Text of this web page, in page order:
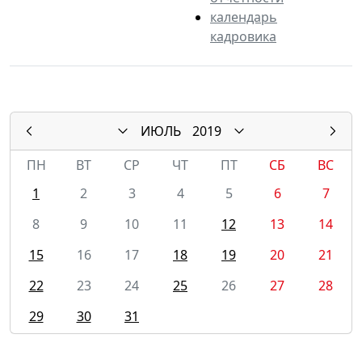
календарь
кадровика
ИЮЛЬ
2019
ПН
ВТ СР ЧТ ПТ СБ
ВС
1
2 3 4 5 6
7
8
9 10 11 12 13
14
15
16 17 18 19 20
21
22
23 24 25 26 27
28
29
30 31